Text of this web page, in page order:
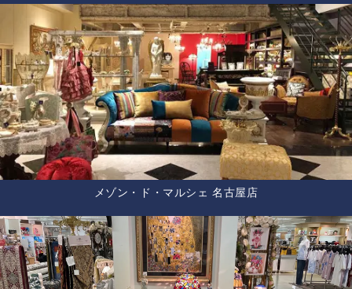
メゾン・ド・マルシェ 名古屋店